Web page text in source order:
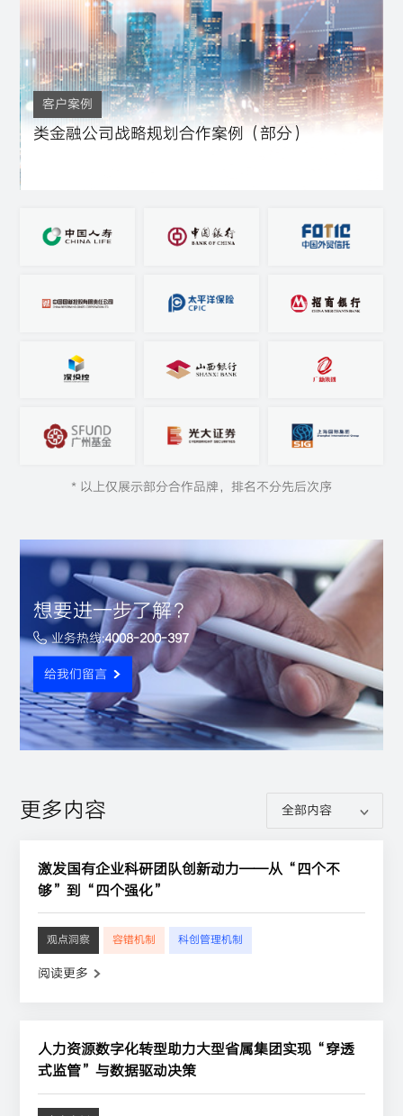
客户案例
类金融公司战略规划合作案例（部分）
重组整合 战略规划 金融
* 以上仅展示部分合作品牌，排名不分先后次序
想要进一步了解？
业务热线:4008-200-397
给我们留言
更多内容
激发国有企业科研团队创新动力——从“四个不
够”到“四个强化”
观点洞察 容错机制 科创管理机制
阅读更多
人力资源数字化转型助力大型省属集团实现“穿透
式监管”与数据驱动决策